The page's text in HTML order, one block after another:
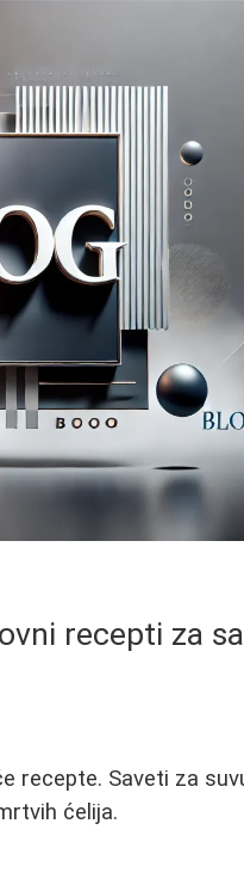
recepti za
recepte. Saveti za
ćelija.